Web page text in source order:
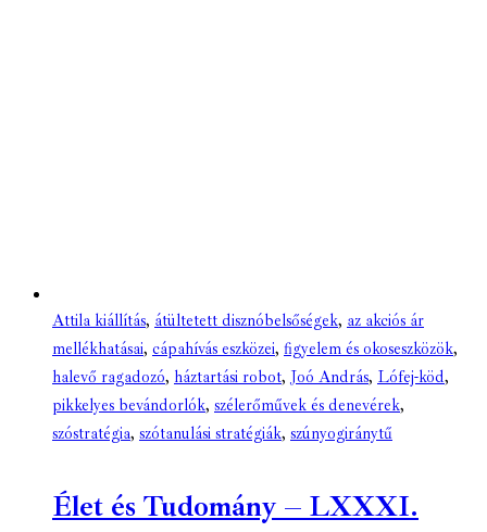
Attila kiállítás, átültetett disznóbelsőségek, az akciós ár
mellékhatásai, cápahívás eszközei, figyelem és okoseszközök,
halevő ragadozó, háztartási robot, Joó András, Lófej-köd,
pikkelyes bevándorlók, szélerőművek és denevérek,
szóstratégia, szótanulási stratégiák, szúnyogiránytű
Élet és Tudomány – LXXXI.